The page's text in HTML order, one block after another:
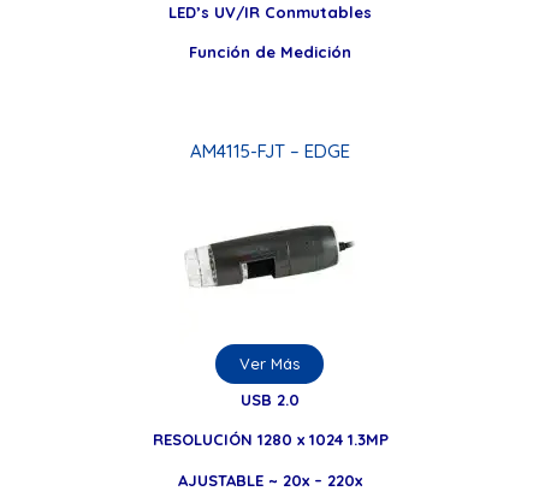
LED’s UV/IR Conmutables
Función de Medición
AM4115-FJT – EDGE
USB 2.0
RESOLUCIÓN 1280 x 1024 1.3MP
AJUSTABLE ~ 20x – 220x
Ver Más